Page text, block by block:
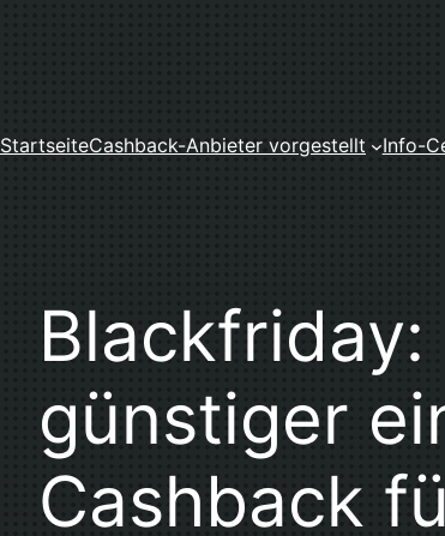
StartseiteCashback-Anbieter vorgestellt Info-
Blackfriday:
günstiger
Cashback